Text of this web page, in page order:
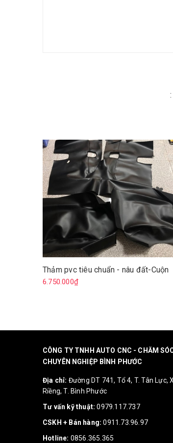
Thảm pvc tiêu chuẩn - nâu đất-Cuộn
6.750.000₫
CÔNG TY TNHH AUTO CNC - CHĂM
CHUYÊN NGHIỆP BÌNH PHƯỚC
Địa chỉ: Đường DT 741, Tổ 4, T. Tân Lực,
Riềng, T. Bình Phước
Tư vấn kỹ thuật: 0979.117.737
CSKH + Bán hàng: 0911.73.96.97
Hotline: 0856.365.365